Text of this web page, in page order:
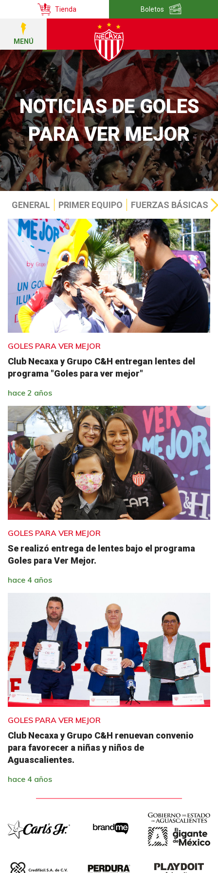
Tienda Boletos
MENÚ
NOTICIAS DE GOLES
PARA VER MEJOR
GENERAL PRIMER EQUIPO FUERZAS BÁSICAS
GOLES PARA VER MEJOR
Club Necaxa y Grupo C&H entregan lentes del
programa "Goles para ver mejor"
hace 2 años
GOLES PARA VER MEJOR
Se realizó entrega de lentes bajo el programa
Goles para Ver Mejor.
hace 4 años
GOLES PARA VER MEJOR
Club Necaxa y Grupo C&H renuevan convenio
para favorecer a niñas y niños de
Aguascalientes.
hace 4 años